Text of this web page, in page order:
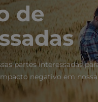
de
partes interessadas
negativo em nossa